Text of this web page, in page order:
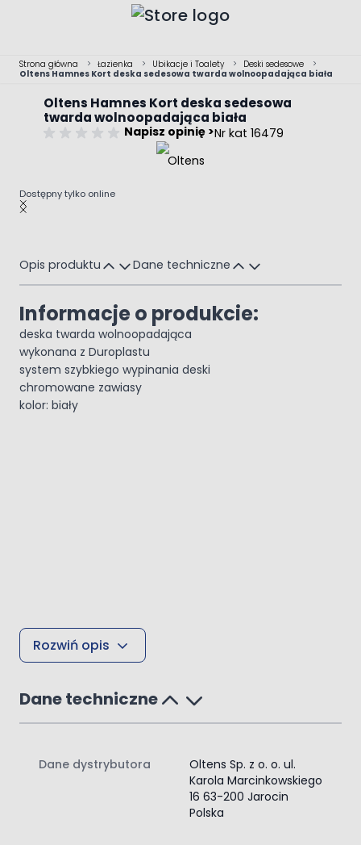
Strona główna > Łazienka > Ubikacje i Toalety > Deski sedesowe
>
Oltens Hamnes Kort deska sedesowa twarda wolnoopadająca biała
Oltens Hamnes Kort deska sedesowa
twarda wolnoopadająca biała
Napisz opinię >Nr kat 16479
Dostępny tylko online
Main image
Click to view image in fullscreen
Opis produktu Dane techniczne
Informacje o produkcie:
deska twarda wolnoopadająca
wykonana z Duroplastu
system szybkiego wypinania deski
chromowane zawiasy
kolor: biały
Rozwiń opis
Dane techniczne
Dane dystrybutora
Oltens Sp. z o. o. ul.
Karola Marcinkowskiego
16 63-200 Jarocin
Polska